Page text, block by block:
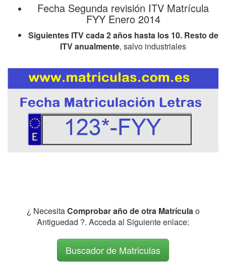
Fecha Segunda revisión ITV Matrícula
FYY Enero 2014
Siguientes ITV cada 2 años hasta los 10. Resto de
ITV anualmente, salvo industriales
¿ NecesitaComprobar año de otra Matrículao
Antiguedad ?. Acceda al Siguiente enlace:
Buscador de Matriculas